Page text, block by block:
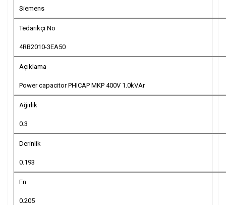
Siemens
Tedarikçi No
4RB2010-3EA50
Açıklama
Power capacitor PHICAP MKP 400V 1.0kVAr
Ağırlık
0.3
Derinlik
0.193
En
0.205